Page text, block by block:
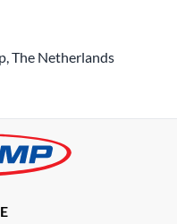
The Netherlands